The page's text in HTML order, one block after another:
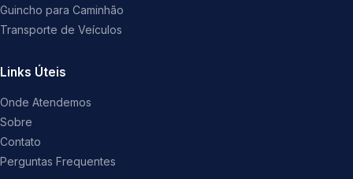
Guincho para Caminhão
Transporte de Veículos
Links Úteis
Onde Atendemos
Sobre
Contato
Perguntas Frequentes